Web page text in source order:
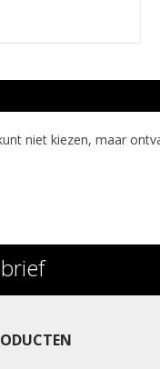
niet kiezen, maar